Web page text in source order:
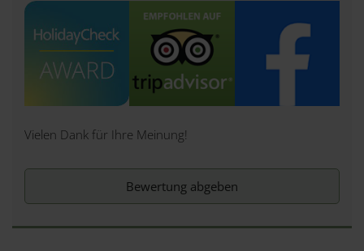
Vielen Dank für Ihre Meinung!
Bewertung abgeben